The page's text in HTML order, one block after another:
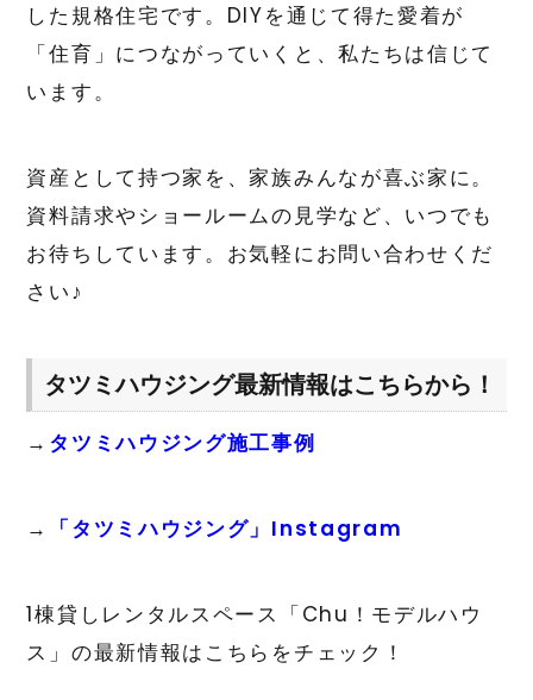
した規格住宅です。DIYを通じて得た愛着が
「住育」につながっていくと、私たちは信じて
います。
資産として持つ家を、家族みんなが喜ぶ家に。
資料請求やショールームの見学など、いつでも
お待ちしています。お気軽にお問い合わせくだ
さい♪
タツミハウジング最新情報はこちらから！
→ タツミハウジング施工事例
→ 「タツミハウジング」Instagram
1棟貸しレンタルスペース「Chu！モデルハウ
ス」の最新情報はこちらをチェック！